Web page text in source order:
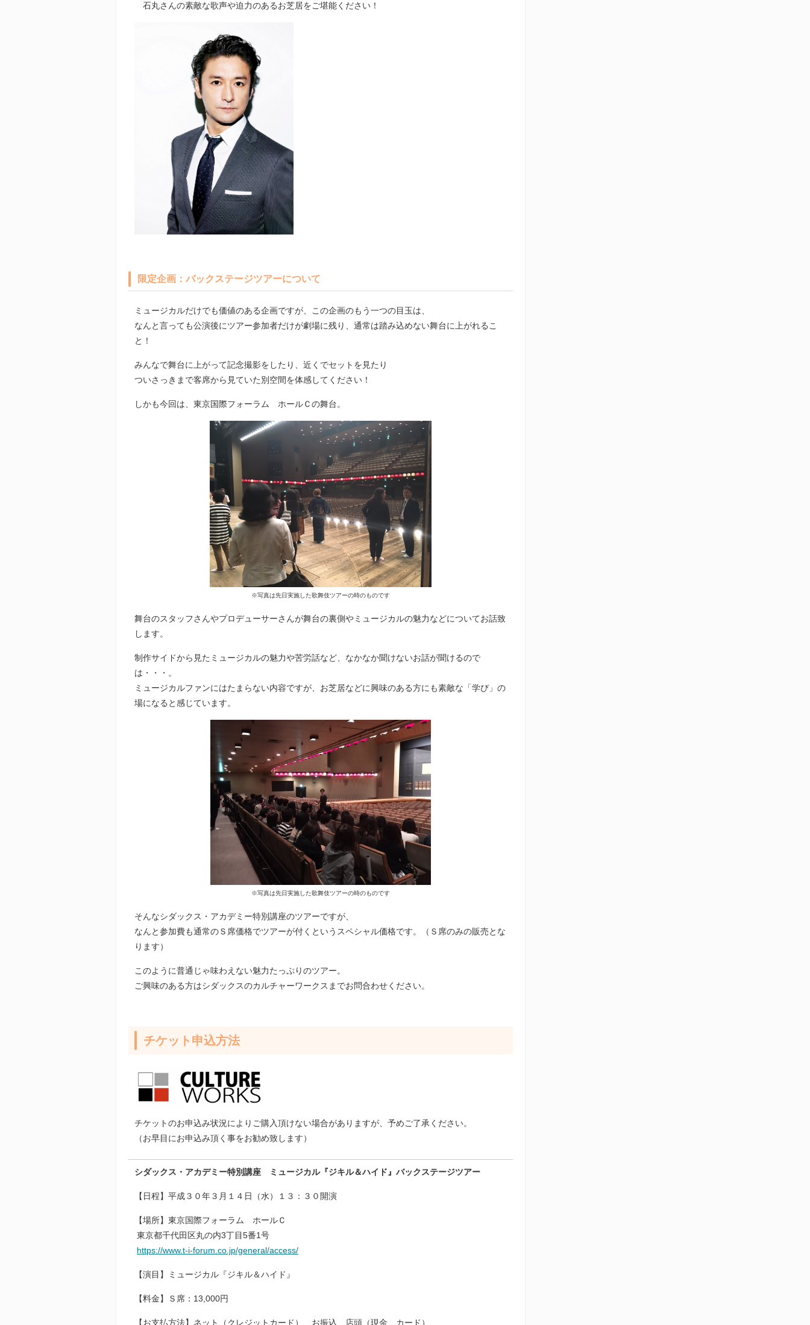
石丸さんの素敵な歌声や迫力のあるお芝居をご堪能ください！
限定企画：バックステージツアーについて
ミュージカルだけでも価値のある企画ですが、この企画のもう一つの目玉は、
なんと言っても公演後にツアー参加者だけが劇場に残り、通常は踏み込めない舞台に上がれるこ
と！
みんなで舞台に上がって記念撮影をしたり、近くでセットを見たり
ついさっきまで客席から見ていた別空間を体感してください！
しかも今回は、東京国際フォーラム ホールＣの舞台。
※写真は先日実施した歌舞伎ツアーの時のものです
舞台のスタッフさんやプロデューサーさんが舞台の裏側やミュージカルの魅力などについてお話致
します。
制作サイドから見たミュージカルの魅力や苦労話など、なかなか聞けないお話が聞けるので
は・・・。
ミュージカルファンにはたまらない内容ですが、お芝居などに興味のある方にも素敵な「学び」の
場になると感じています。
※写真は先日実施した歌舞伎ツアーの時のものです
そんなシダックス・アカデミー特別講座のツアーですが、
なんと参加費も通常のＳ席価格でツアーが付くというスペシャル価格です。（Ｓ席のみの販売とな
ります）
このように普通じゃ味わえない魅力たっぷりのツアー。
ご興味のある方はシダックスのカルチャーワークスまでお問合わせください。
チケット申込方法
チケットのお申込み状況によりご購入頂けない場合がありますが、予めご了承ください。
（お早目にお申込み頂く事をお勧め致します）
シダックス・アカデミー特別講座 ミュージカル『ジキル＆ハイド』バックステージツアー
【日程】平成３０年３月１４日（水）１３：３０開演
【場所】東京国際フォーラム ホールＣ
東京都千代田区丸の内3丁目5番1号
https://www.t-i-forum.co.jp/general/access/
【演目】ミュージカル『ジキル＆ハイド』
【料金】Ｓ席：13,000円
【お支払方法】ネット（クレジットカード）、お振込、店頭（現金、カード）